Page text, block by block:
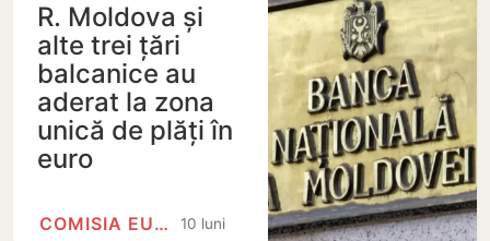
R. Moldova și
alte trei țări
balcanice au
aderat la zona
unică de plăți în
euro
10 luni
COMISIA EUROPEANĂ